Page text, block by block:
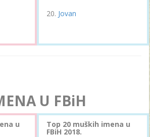
Jovan
U FBiH
u Top 20 muških imena u
FBiH 2018.